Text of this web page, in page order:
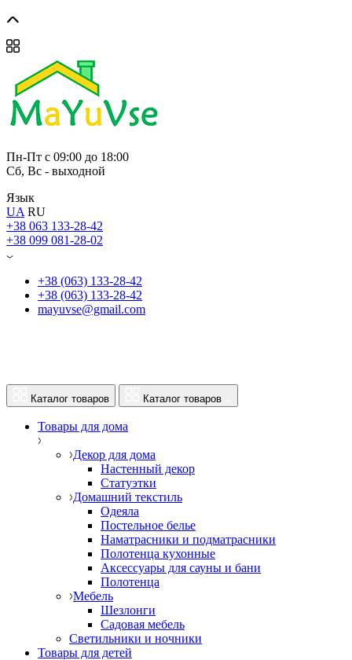
Пн-Пт с 09:00 до 18:00
Сб, Вс - выходной
Язык
UA RU
+38 063 133-28-42
+38 099 081-28-02
+38 (063) 133-28-42
+38 (063) 133-28-42
mayuvse@gmail.com
Каталог товаров Каталог товаров
Товары для дома
Декор для дома
Настенный декор
Статуэтки
Домашний текстиль
Одеяла
Постельное белье
Наматрасники и подматрасники
Полотенца кухонные
Аксессуары для сауны и бани
Полотенца
Мебель
Шезлонги
Садовая мебель
Светильники и ночники
Товары для детей